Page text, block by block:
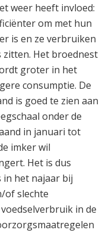
weer heeft invloed:
om met hun
is en ze verbruiken
zitten. Het broednest
groter in het
consumptie. De
is goed te zien aan
onder de
in januari tot
imker wil
Het is dus
het najaar bij
of slechte
in de